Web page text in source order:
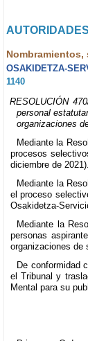
OSAKIDETZA-
1140
RESOLUCIÓN
personal
organizaciones
Mediante la
procesos
diciembre de 2021).
Mediante la
el proceso
Osakidetza-
Mediante la
personas
organizaciones de
De conformidad
el Tribunal y
Mental para su